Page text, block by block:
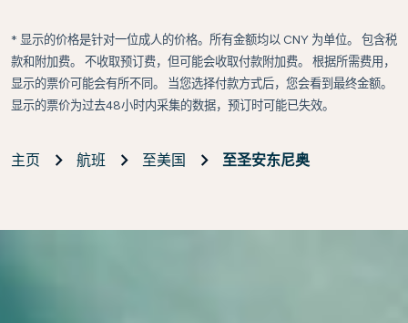
* 显示的价格是针对一位成人的价格。所有金额均以 CNY 为单位。 包含税
款和附加费。 不收取预订费，但可能会收取付款附加费。 根据所需费用，
显示的票价可能会有所不同。 当您选择付款方式后，您会看到最终金额。
显示的票价为过去48小时内采集的数据，预订时可能已失效。
主页 航班 至美国 至圣安东尼奥